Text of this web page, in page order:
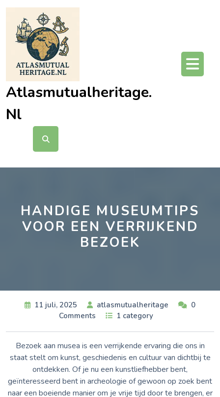
Ga
inhoud
Atlasmutualheritage.
Nl
HANDIGE MUSEUMTIPS
VOOR EEN VERRIJKEND
BEZOEK
11 juli, 2025 atlasmutualheritage
0
Comments
1 category
Bezoek aan musea is een verrijkende ervaring die ons in
staat stelt om kunst, geschiedenis en cultuur van dichtbij te
ontdekken. Of je nu een kunstliefhebber bent,
geïnteresseerd bent in archeologie of gewoon op zoek bent
naar een boeiende manier om je vrije tijd door te brengen, er